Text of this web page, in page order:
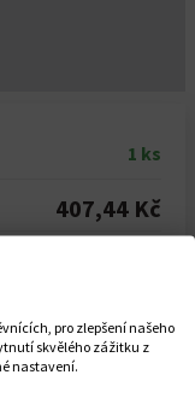
1 ks
407,44 Kč
+
pro zlepšení našeho
skvělého zážitku z
nastavení.